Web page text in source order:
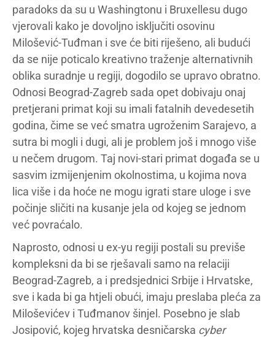
paradoks da su u Washingtonu i Bruxellesu dugo
vjerovali kako je dovoljno isključiti osovinu
Milošević-Tuđman i sve će biti riješeno, ali budući
da se nije poticalo kreativno traženje alternativnih
oblika suradnje u regiji, dogodilo se ­upravo obratno.
Odnosi Beograd-Zagreb sada opet dobivaju onaj
pretjerani primat koji su imali fatalnih devedesetih
godina, čime se već smatra ugroženim Sarajevo, a
sutra bi mogli i dugi, ali je problem još i mnogo više
u nečem drugom. Taj novi-stari primat događa se u
sasvim izmijenjenim okolnostima, u kojima nova
lica više i da hoće ne mogu igrati stare uloge i sve
počinje sličiti na kusanje jela od kojeg se jednom
već povraćalo.
Naprosto, odnosi u ex-yu regiji postali su previše
kompleksni da bi se rješavali samo na relaciji
Beograd-Zagreb, a i predsjednici Srbije i Hrvatske,
sve i kada bi ga htjeli obući, imaju preslaba pleća za
Miloševićev i Tuđmanov šinjel. Posebno je slab
Josipović, kojeg hrvatska desničarska cyber